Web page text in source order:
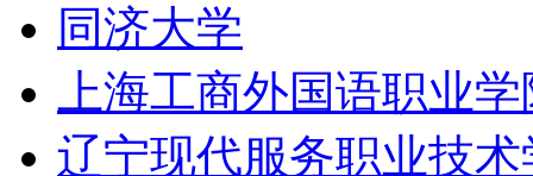
同济大学
上海工商外国语职业
辽宁现代服务职业技术